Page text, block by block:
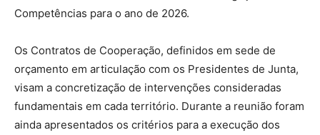
Competências para o ano de 2026.
Os Contratos de Cooperação, definidos em sede de
orçamento em articulação com os Presidentes de Junta,
visam a concretização de intervenções consideradas
fundamentais em cada território. Durante a reunião foram
ainda apresentados os critérios para a execução dos